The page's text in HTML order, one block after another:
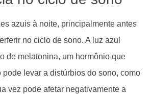
azuis à noite, principalmente antes
no ciclo de sono. A luz azul
de melatonina, um hormônio que
pode levar a distúrbios do sono, como
vez pode afetar negativamente a